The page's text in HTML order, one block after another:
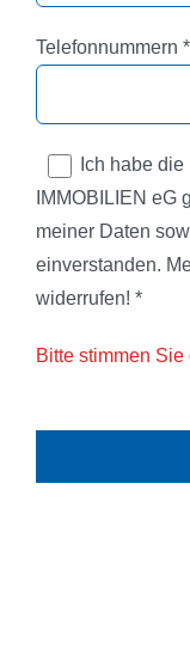
Telefonnummern *
Ich habe die
IMMOBILIEN eG
meiner Daten
einverstanden.
widerrufen! *
Bitte stimmen